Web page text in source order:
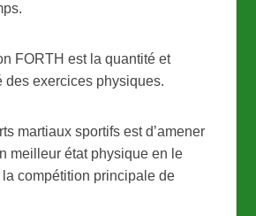
FORTH est la quantité et
des exercices physiques.
martiaux sportifs est d’amener
meilleur état physique en le
compétition principale de